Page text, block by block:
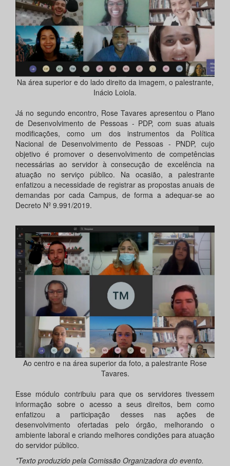
Na área superior e do lado direito da imagem, o palestrante,
Inácio Loiola.
Já no segundo encontro, Rose Tavares apresentou o Plano
de Desenvolvimento de Pessoas - PDP, com suas atuais
modificações, como um dos instrumentos da Política
Nacional de Desenvolvimento de Pessoas - PNDP, cujo
objetivo é promover o desenvolvimento de competências
necessárias ao servidor à consecução de excelência na
atuação no serviço público. Na ocasião, a palestrante
enfatizou a necessidade de registrar as propostas anuais de
demandas por cada Campus, de forma a adequar-se ao
Decreto Nº 9.991/2019.
Ao centro e na área superior da foto, a palestrante Rose
Tavares.
Esse módulo contribuiu para que os servidores tivessem
informação sobre o acesso a seus direitos, bem como
enfatizou a participação desses nas ações de
desenvolvimento ofertadas pelo órgão, melhorando o
ambiente laboral e criando melhores condições para atuação
do servidor público.
*Texto produzido pela Comissão Organizadora do evento.